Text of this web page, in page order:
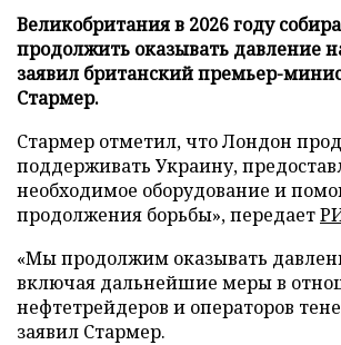
Великобритания в 2026 году
продолжить оказывать давление
заявил британский премьер-
Стармер.
Стармер отметил, что Лондон
поддерживать Украину,
необходимое оборудование и
продолжения борьбы», передает
«Мы продолжим оказывать
включая дальнейшие меры в
нефтетрейдеров и операторов
заявил Стармер.